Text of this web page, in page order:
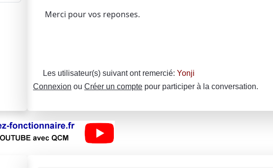
Merci pour vos reponses.
Les utilisateur(s) suivant ont remercié: Yonji
Connexion ou Créer un compte pour participer à la conversation.